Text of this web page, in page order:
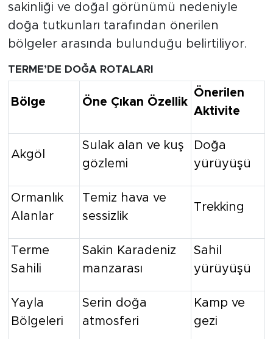
sakinliği ve doğal görünümü nedeniyle
doğa tutkunları tarafından önerilen
bölgeler arasında bulunduğu belirtiliyor.
TERME’DE DOĞA ROTALARI
Bölge Öne Çıkan Özellik
Önerilen
Aktivite
Akgöl
Sulak alan ve kuş
gözlemi
Doğa
yürüyüşü
Ormanlık
Alanlar
Temiz hava ve
sessizlik
Trekking
Terme
Sahili
Sakin Karadeniz
manzarası
Sahil
yürüyüşü
Yayla
Bölgeleri
Serin doğa
atmosferi
Kamp ve
gezi